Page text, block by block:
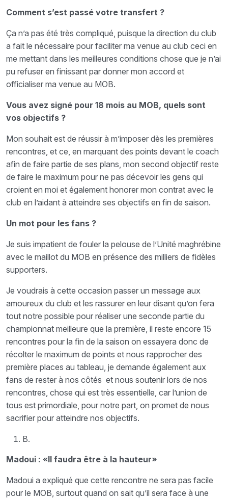
Comment s’est passé votre transfert ?
Ça n’a pas été très compliqué, puisque la direction du club
a fait le nécessaire pour faciliter ma venue au club ceci en
me mettant dans les meilleures conditions chose que je n’ai
pu refuser en finissant par donner mon accord et
officialiser ma venue au MOB.
Vous avez signé pour 18 mois au MOB, quels sont
vos objectifs ?
Mon souhait est de réussir à m’imposer dès les premières
rencontres, et ce, en marquant des points devant le coach
afin de faire partie de ses plans, mon second objectif reste
de faire le maximum pour ne pas décevoir les gens qui
croient en moi et également honorer mon contrat avec le
club en l’aidant à atteindre ses objectifs en fin de saison.
Un mot pour les fans ?
Je suis impatient de fouler la pelouse de l’Unité maghrébine
avec le maillot du MOB en présence des milliers de fidèles
supporters.
Je voudrais à cette occasion passer un message aux
amoureux du club et les rassurer en leur disant qu’on fera
tout notre possible pour réaliser une seconde partie du
championnat meilleure que la première, il reste encore 15
rencontres pour la fin de la saison on essayera donc de
récolter le maximum de points et nous rapprocher des
première places au tableau, je demande également aux
fans de rester à nos côtés et nous soutenir lors de nos
rencontres, chose qui est très essentielle, car l’union de
tous est primordiale, pour notre part, on promet de nous
sacrifier pour atteindre nos objectifs.
B.
Madoui : «Il faudra être à la hauteur»
Madoui a expliqué que cette rencontre ne sera pas facile
pour le MOB, surtout quand on sait qu’il sera face à une